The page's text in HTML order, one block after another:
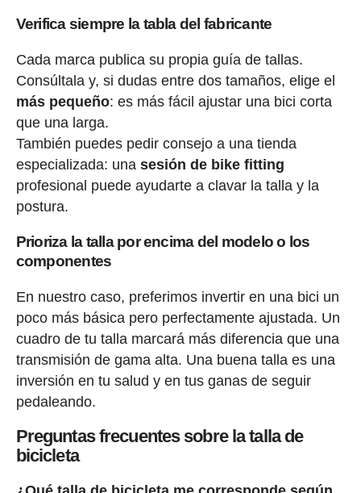
Verifica siempre la tabla del fabricante
Cada marca publica su propia guía de tallas.
Consúltala y, si dudas entre dos tamaños, elige el
más pequeño: es más fácil ajustar una bici corta
que una larga.
También puedes pedir consejo a una tienda
especializada: una sesión de bike fitting
profesional puede ayudarte a clavar la talla y la
postura.
Prioriza la talla por encima del modelo o los
componentes
En nuestro caso, preferimos invertir en una bici un
poco más básica pero perfectamente ajustada. Un
cuadro de tu talla marcará más diferencia que una
transmisión de gama alta. Una buena talla es una
inversión en tu salud y en tus ganas de seguir
pedaleando.
Preguntas frecuentes sobre la talla de
bicicleta